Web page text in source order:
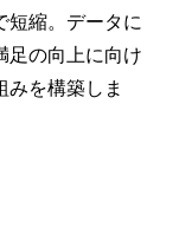
短縮。データに
足の向上に向け
みを構築しま